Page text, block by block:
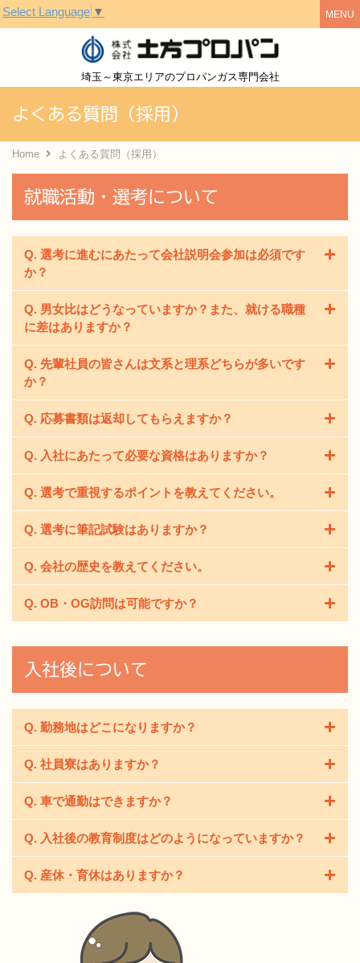
埼玉～東京エリアのプロパンガス専門会社
Select Language ▼
よくある質問（採用）
Home よくある質問（採用）
就職活動・選考について
Q. 選考に進むにあたって会社説明会参加は必須です
か？
必須とさせていただきます。
会社の雰囲気や人柄がとてもよく伝わる説明会とご好評
パンの雰囲気を体感してください。
Q. 男女比はどうなっていますか？また、就ける職種
に差はありますか？
男性 6：4 女性です。
弊社では性別による職種の制限はございませんが、体力
て事務所仕事の多いコーポレートスタッフは女性が多く
Q. 先輩社員の皆さんは文系と理系どちらが多いです
か？
文系です。
ガスは理系分野の一面を持っていますが、社員の大半が
文系です。
さい。
Q. 応募書類は返却してもらえますか？
大変申し訳ございませんが、応募書類のご返却は致して
おりません。 ご提出いただいた書類は厳重に管理、破棄
致します。
Q. 入社にあたって必要な資格はありますか？
男性・女性共に普通自動車免許は取得済であるのが望ま
しいです。なお、入社にあたってサービスエンジニアは
AT限定解除が必要となります。
ます。テキスト購入の補助、社外講習の案内など取得の
Q. 選考で重視するポイントを教えてください。
選考では人柄を重視します。
お客様との距離が近い会社ですので、対人コミュニケー
ション能力や明るさ、素直さなどの人物面に重きを置い
また、得意な事・好きな事はぜひアピールしてくださ
Q. 選考に筆記試験はありますか？
選考段階において、以下の内容を実施予定です。
適性検査・小テスト（一般常識問題）
Q. 会社の歴史を教えてください。
企業情報をご覧ください。
Q. OB・OG訪問は可能ですか？
原則として行っておりません。ご要望の方はお問い合わ
せください。
入社後について
Q. 勤務地はどこになりますか？
現在支店などはございませんので、本社勤務になりま
す。
Q. 社員寮はありますか？
社員寮はございません。
一人暮らしをする方には物件探しのご協力が出来るかと
思いますのでご相談ください。
Q. 車で通勤はできますか？
可能です。
駐車場数に限りがありますので、ご希望の際はお早めの
申出をお願い致します。
Q. 入社後の教育制度はどのようになっていますか？
新卒・第二新卒の方は、入社後社外にて開催される新入
社員研修へご参加いただきます。 ガスに関する業務が未
経験の方は、ガス器具メーカー様へ赴き、ガス器具の基
礎を学ぶ研修へご参加いただきます。
入社形態に関わらず、ガスの知識や技術の習得はOJTの
Q. 産休・育休はありますか？
はい、ございます。
2006年以降新卒採用開始という会社の転機に伴い、取得
しやすい環境・制度を整えてきました。